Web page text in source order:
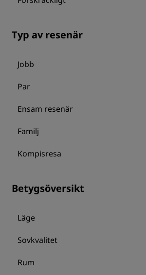
Typ av resenär
Jobb
Par
Ensam resenär
Familj
Kompisresa
Betygsöversikt
Läge
Sovkvalitet
Rum